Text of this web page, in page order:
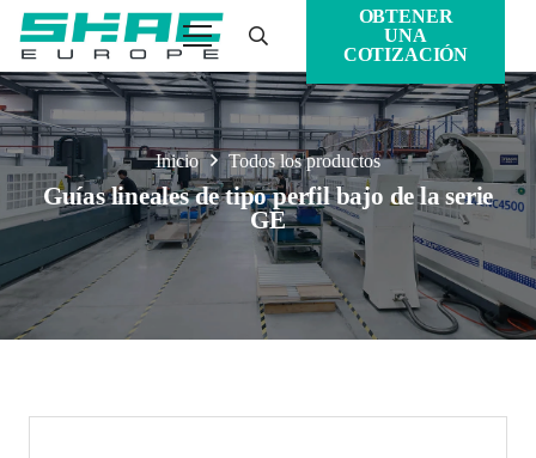
OBTENER
UNA
COTIZACIÓN
Inicio Todos los productos
Guías lineales de tipo perfil bajo de la serie
GE